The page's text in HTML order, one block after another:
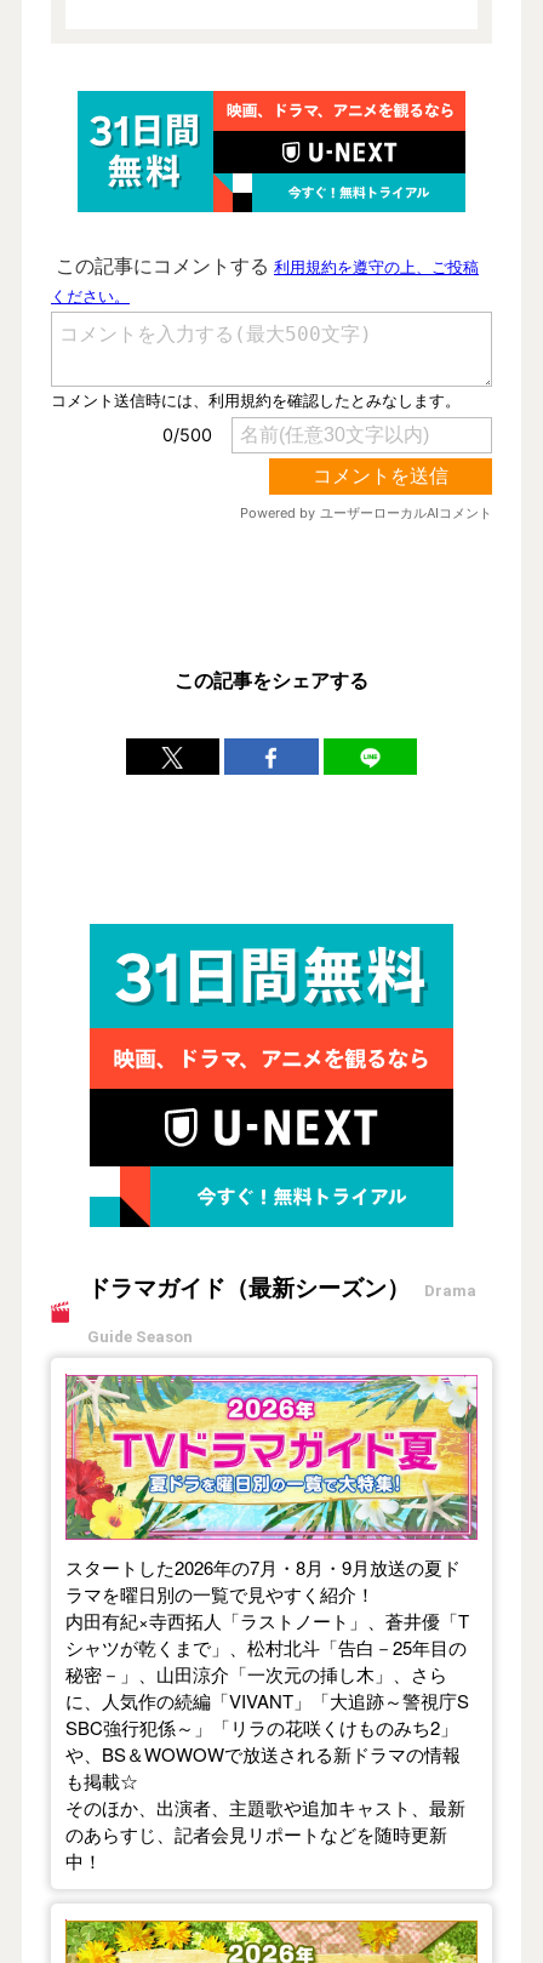
この記事をシェアする
ドラマガイド（最新シーズン） Drama
Guide Season
【2026年夏】TVドラマガイド
スタートした2026年の7月・8月・9月放送の夏ド
ラマを曜日別の一覧で見やすく紹介！
内田有紀×寺西拓人「ラストノート」、蒼井優「T
シャツが乾くまで」、松村北斗「告白－25年目の
秘密－」、山田涼介「一次元の挿し木」、さら
に、人気作の続編「VIVANT」「大追跡～警視庁S
SBC強行犯係～」「リラの花咲くけものみち2」
や、BS＆WOWOWで放送される新ドラマの情報
も掲載☆
そのほか、出演者、主題歌や追加キャスト、最新
のあらすじ、記者会見リポートなどを随時更新
中！
【2026年春】TVドラマガイド